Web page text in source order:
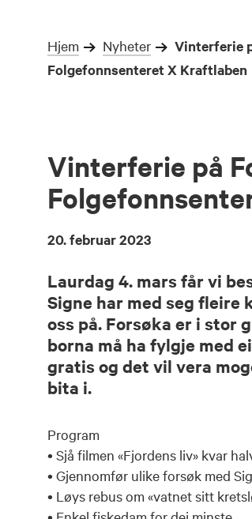
Hjem Nyheter
Vinterferie
Folgefonnsenteret X Kraftlaben
Vinterferie på
20. februar 2023
Laurdag 4. mars får vi
Signe har med seg fleire
oss på. Forsøka er i stor
borna må ha fylgje med
gratis og det vil vera
bita i.
Program
• Sjå filmen «Fjordens liv» kvar
• Gjennomfør ulike forsøk med
• Løys rebus om «vatnet sitt